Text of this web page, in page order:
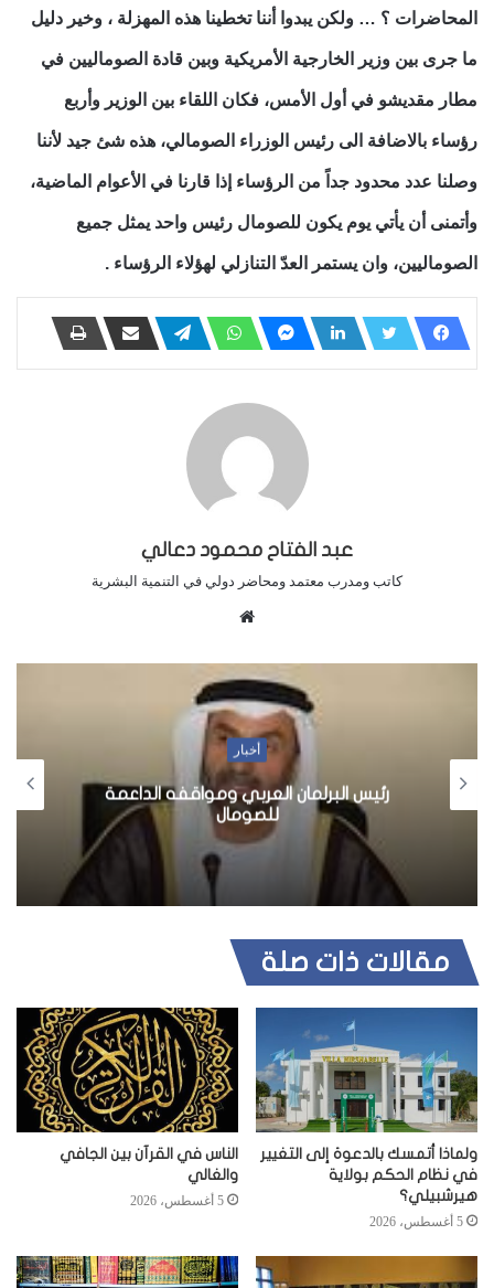
المحاضرات ؟ … ولكن يبدوا أننا تخطينا هذه المهزلة ، وخير دليل
ما جرى بين وزير الخارجية الأمريكية وبين قادة الصوماليين في
مطار مقديشو في أول الأمس، فكان اللقاء بين الوزير وأربع
رؤساء بالاضافة الى رئيس الوزراء الصومالي، هذه شئ جيد لأننا
وصلنا عدد محدود جداً من الرؤساء إذا قارنا في الأعوام الماضية،
وأتمنى أن يأتي يوم يكون للصومال رئيس واحد يمثل جميع
الصوماليين، وان يستمر العدّ التنازلي لهؤلاء الرؤساء .
عبد الفتاح محمود دعالي
كاتب ومدرب معتمد ومحاضر دولي في التنمية البشرية
ع
ل
و
ي
ب
أخبار
رئيس البرلمان العربي ومواقفه الداعمة
للصومال
مقالات ذات صلة
ولماذا أتمسك بالدعوة إلى التغيير
في نظام الحكم بولاية
هيرشبيلي؟
5 أغسطس، 2026
الناس في القرآن بين الجافي
والغالي
5 أغسطس، 2026